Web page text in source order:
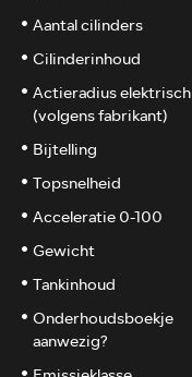
Aantal cilinders
Cilinderinhoud
Actieradius elektrisch
(volgens fabrikant)
Bijtelling
Topsnelheid
Acceleratie 0-100
Gewicht
Tankinhoud
Onderhoudsboekje
aanwezig?